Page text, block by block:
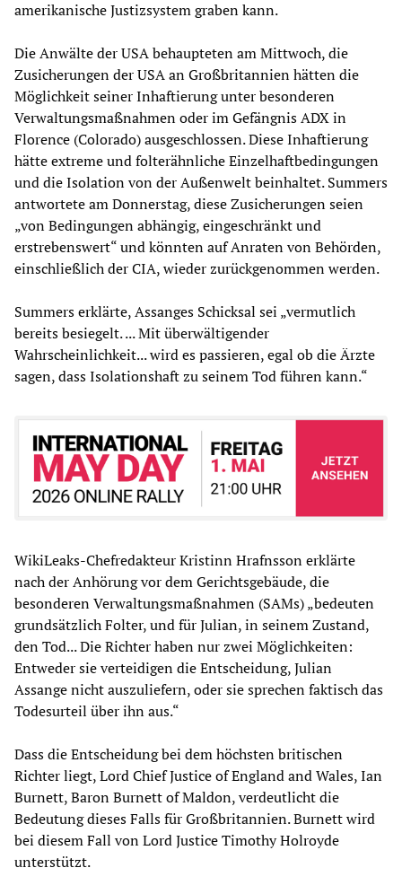
amerikanische Justizsystem graben kann.
Die Anwälte der USA behaupteten am Mittwoch, die
Zusicherungen der USA an Großbritannien hätten die
Möglichkeit seiner Inhaftierung unter besonderen
Verwaltungsmaßnahmen oder im Gefängnis ADX in
Florence (Colorado) ausgeschlossen. Diese Inhaftierung
hätte extreme und folterähnliche Einzelhaftbedingungen
und die Isolation von der Außenwelt beinhaltet. Summers
antwortete am Donnerstag, diese Zusicherungen seien
„von Bedingungen abhängig, eingeschränkt und
erstrebenswert“ und könnten auf Anraten von Behörden,
einschließlich der CIA, wieder zurückgenommen werden.
Summers erklärte, Assanges Schicksal sei „vermutlich
bereits besiegelt. ... Mit überwältigender
Wahrscheinlichkeit... wird es passieren, egal ob die Ärzte
sagen, dass Isolationshaft zu seinem Tod führen kann.“
WikiLeaks-Chefredakteur Kristinn Hrafnsson erklärte
nach der Anhörung vor dem Gerichtsgebäude, die
besonderen Verwaltungsmaßnahmen (SAMs) „bedeuten
grundsätzlich Folter, und für Julian, in seinem Zustand,
den Tod... Die Richter haben nur zwei Möglichkeiten:
Entweder sie verteidigen die Entscheidung, Julian
Assange nicht auszuliefern, oder sie sprechen faktisch das
Todesurteil über ihn aus.“
Dass die Entscheidung bei dem höchsten britischen
Richter liegt, Lord Chief Justice of England and Wales, Ian
Burnett, Baron Burnett of Maldon, verdeutlicht die
Bedeutung dieses Falls für Großbritannien. Burnett wird
bei diesem Fall von Lord Justice Timothy Holroyde
unterstützt.